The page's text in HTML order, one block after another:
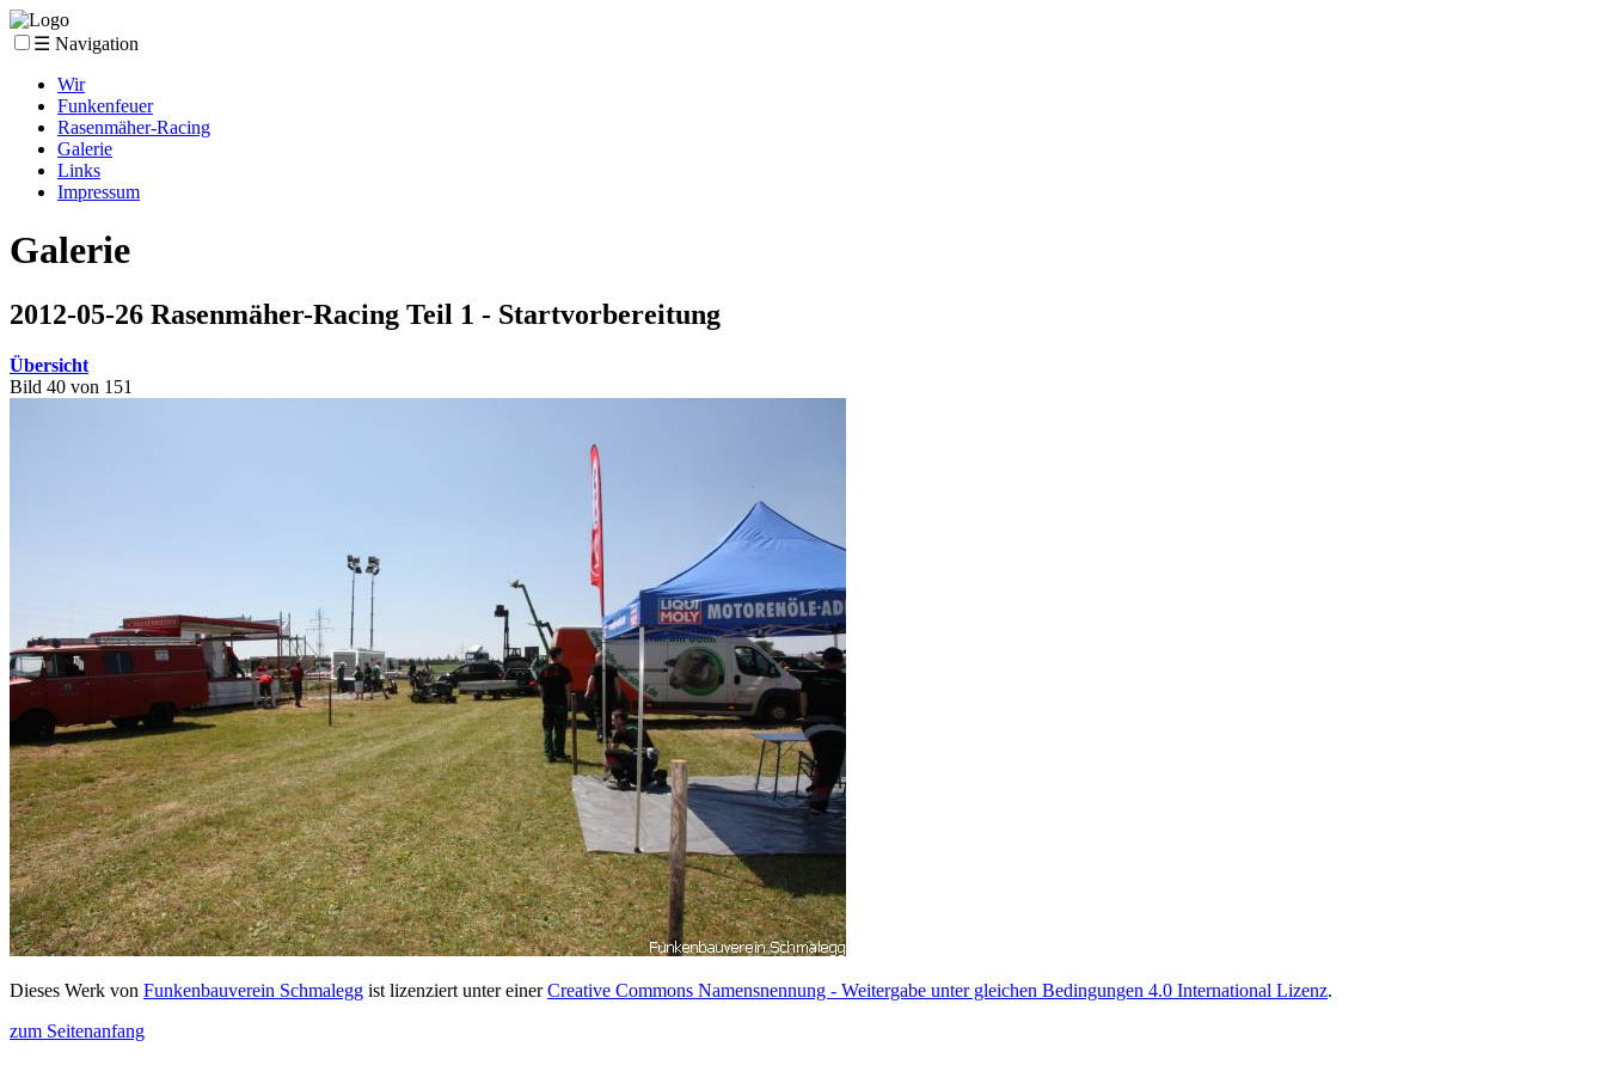
☰ Navigation
Wir
Funkenfeuer
Rasenmäher-Racing
Galerie
Links
Impressum
Galerie
2012-05-26 Rasenmäher-Racing Teil 1 - Startvorbereitung
Übersicht
Bild 40 von 151
Dieses Werk von Funkenbauverein Schmalegg ist lizenziert unter einerCreative Commons Namensnennung - Weitergabe unter gleichen Bedingungen 4.0 International Lizenz.
zum Seitenanfang